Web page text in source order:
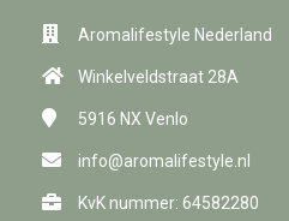
Aromalifestyle Nederland
Winkelveldstraat 28A
5916 NX Venlo
info@aromalifestyle.nl
KvK nummer: 64582280